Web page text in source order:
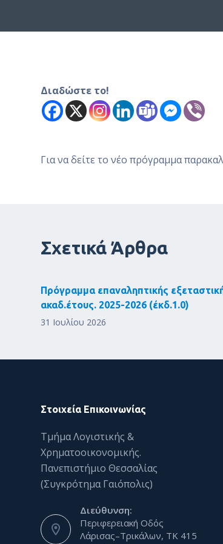
Διαδώστε το!
Για να δείτε το νέο πρόγραμμα
Σχετικά Άρθρα
Πρόγραμμα επαναληπτικής
ακαδ.έτους. 2025-2026 (έκδ.1.0)
31 Ιουλίου 2026
Στοιχεία Επικοινωνίας
Τμήμα Λογιστικής &
Χρηματοοικονομικής.
Πανεπιστήμιο Θεσσαλίας
(Συγκρότημα Γαιόπολις)
Διεύθυνση:
Περιφερειακή Οδός
Λάρισας–Τρικάλων, ΤΚ 415